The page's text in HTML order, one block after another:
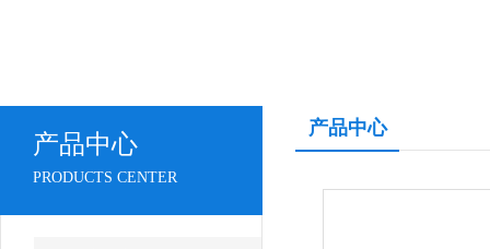
产品中心
PRODUCTS CENTER
产品中心